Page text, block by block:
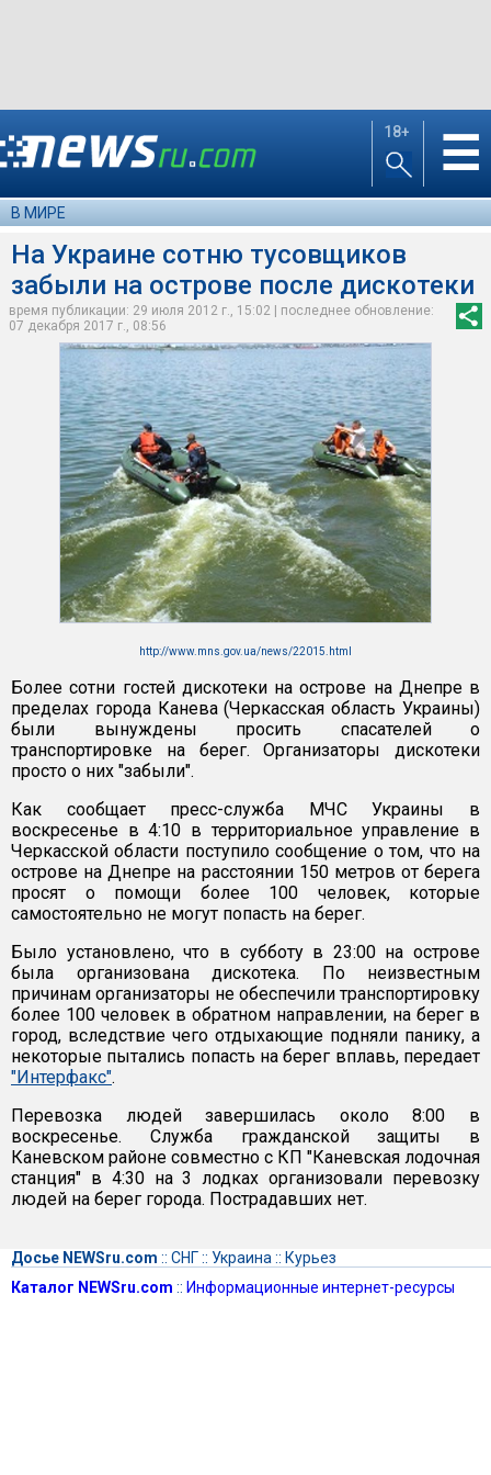
18+ ☰
В МИРЕ
На Украине сотню тусовщиков
забыли на острове после дискотеки
время публикации: 29 июля 2012 г., 15:02 | последнее обновление:
07 декабря 2017 г., 08:56
http://www.mns.gov.ua/news/22015.html
Более сотни гостей дискотеки на острове на Днепре в
пределах города Канева (Черкасская область Украины)
были вынуждены просить спасателей о
транспортировке на берег. Организаторы дискотеки
просто о них "забыли".
Как сообщает пресс-служба МЧС Украины в
воскресенье в 4:10 в территориальное управление в
Черкасской области поступило сообщение о том, что на
острове на Днепре на расстоянии 150 метров от берега
просят о помощи более 100 человек, которые
самостоятельно не могут попасть на берег.
Было установлено, что в субботу в 23:00 на острове
была организована дискотека. По неизвестным
причинам организаторы не обеспечили транспортировку
более 100 человек в обратном направлении, на берег в
город, вследствие чего отдыхающие подняли панику, а
некоторые пытались попасть на берег вплавь, передает
"Интерфакс".
Перевозка людей завершилась около 8:00 в
воскресенье. Служба гражданской защиты в
Каневском районе совместно с КП "Каневская лодочная
станция" в 4:30 на 3 лодках организовали перевозку
людей на берег города. Пострадавших нет.
Досье NEWSru.com :: СНГ:: Украина :: Курьез
Каталог NEWSru.com :: Информационные интернет-ресурсы